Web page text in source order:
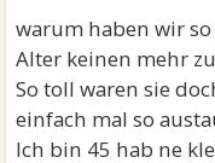
warum haben wir
Alter keinen mehr
So toll waren sie
einfach mal so
Ich bin 45 hab ne